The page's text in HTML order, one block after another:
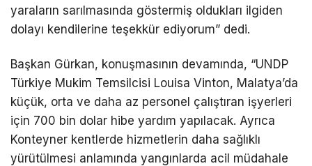
yaraların sarılmasında göstermiş oldukları ilgiden
dolayı kendilerine teşekkür ediyorum” dedi.
Başkan Gürkan, konuşmasının devamında, “UNDP
Türkiye Mukim Temsilcisi Louisa Vinton, Malatya’da
küçük, orta ve daha az personel çalıştıran işyerleri
için 700 bin dolar hibe yardım yapılacak. Ayrıca
Konteyner kentlerde hizmetlerin daha sağlıklı
yürütülmesi anlamında yangınlarda acil müdahale